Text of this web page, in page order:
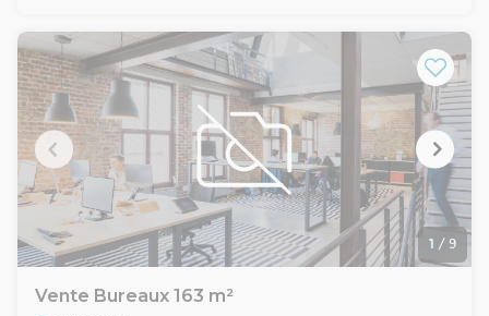
Espace d'accueil
Grand Open Space
7 box
Sanitaires PMR
Douche
Terrasse privative sans vis-à-vis
2 places de stationnement en sous-sol
Prix : 280 000Euros /net vendeur
Honoraire charge preneur en SUS : 14 000Euros HT
1 / 9
Vente Bureaux 163 m²